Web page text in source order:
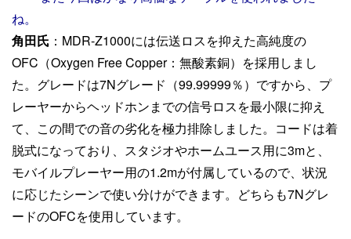
ね。
角田氏 ：MDR-Z1000には伝送ロスを抑えた高純度の
OFC（Oxygen Free Copper：無酸素銅）を採用しまし
た。グレードは7Nグレード（99.99999％）ですから、プ
レーヤーからヘッドホンまでの信号ロスを最小限に抑え
て、この間での音の劣化を極力排除しました。コードは着
脱式になっており、スタジオやホームユース用に3mと、
モバイルプレーヤー用の1.2mが付属しているので、状況
に応じたシーンで使い分けができます。どちらも7Nグレ
ードのOFCを使用しています。